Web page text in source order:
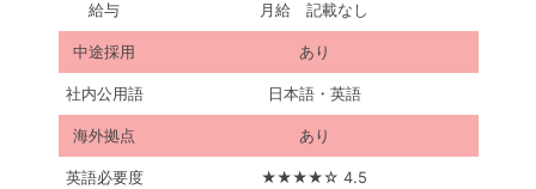
給与 月給 記載なし
中途採用 あり
社内公用語 日本語・英語
海外拠点 あり
英語必要度 ★★★★☆ 4.5